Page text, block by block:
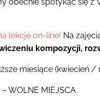
lekcje on-line! Na
kompozycji,
miesiące (kwiecień /
WOLNE MIEJSCA